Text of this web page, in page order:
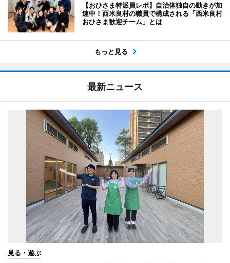
【おひさま特派員レポ】自治体独自の動きが加
速中！西米良村の職員で構成される「西米良村
おひさま歓迎チーム」とは
もっと見る
最新ニュース
見る・遊ぶ